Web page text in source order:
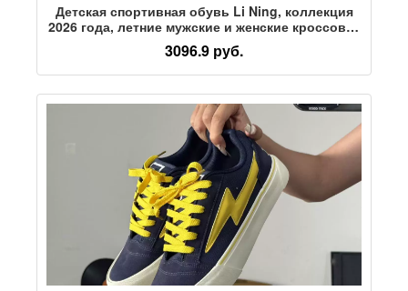
Детская спортивная обувь Li Ning, коллекция
2026 года, летние мужские и женские кроссовки
Feiyun для больших детей, молодежные
кроссовки с амортизацией из однослойной
сетки
3096.9 руб.